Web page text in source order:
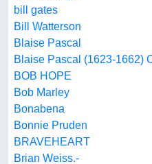
bill gates
Bill Watterson
Blaise Pascal
Blaise Pascal (1623-1662)
BOB HOPE
Bob Marley
Bonabena
Bonnie Pruden
BRAVEHEART
Brian Weiss.-